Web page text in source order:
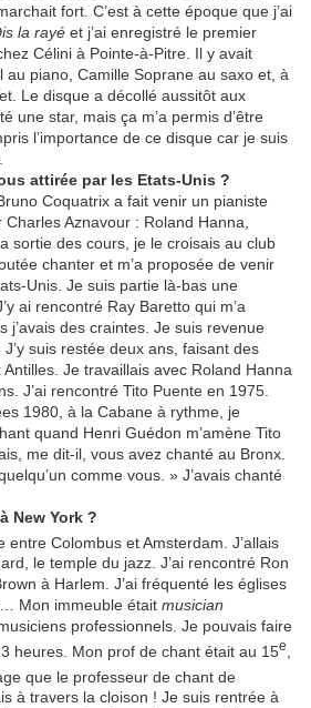
fort. C’est à cette époque que j’ai
la rayé et j’ai enregistré le premier
Célini à Pointe-à-Pitre. Il y avait
au piano, Camille Soprane au saxo et, à
Le disque a décollé aussitôt aux
une star, mais ça m’a permis d’être
l’importance de ce disque car je suis
attirée par les Etats-Unis ?
Coquatrix a fait venir un pianiste
Aznavour : Roland Hanna,
sortie des cours, je le croisais au club
chanter et m’a proposée de venir
Unis. Je suis partie là-bas une
ai rencontré Ray Baretto qui m’a
j’avais des craintes. Je suis revenue
suis restée deux ans, faisant des
Je travaillais avec Roland Hanna
J’ai rencontré Tito Puente en 1975.
1980, à la Cabane à rythme, je
quand Henri Guédon m’amène Tito
me dit-il, vous avez chanté au Bronx.
comme vous. » J’avais chanté
New York ?
entre Colombus et Amsterdam. J’allais
le temple du jazz. J’ai rencontré Ron
à Harlem. J’ai fréquenté les églises
Mon immeuble était musician
professionnels. Je pouvais faire
heures. Mon prof de chant était au 15e
que le professeur de chant de
à travers la cloison ! Je suis rentrée à